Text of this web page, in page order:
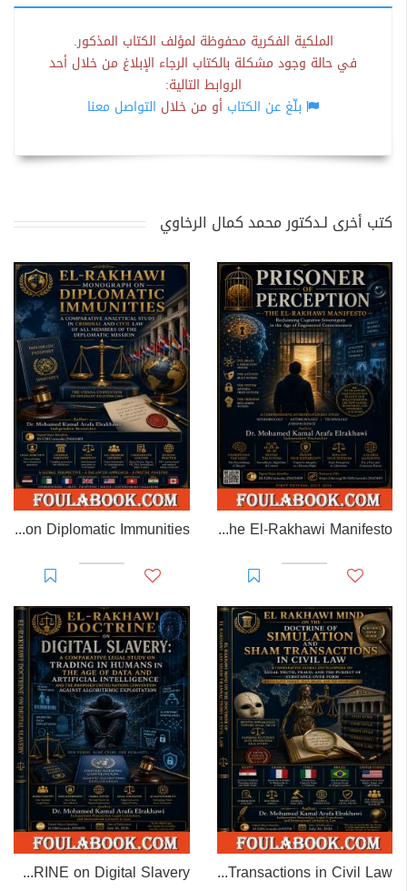
الملكية الفكرية محفوظة لمؤلف الكتاب المذكور.
في حالة وجود مشكلة بالكتاب الرجاء الإبلاغ من خلال أحد
الروابط التالية:
بلّغ عن الكتاب أو من خلال التواصل معنا
كتب أخرى لـدكتور محمد كمال الرخاوي
Prisoner of Perception: The El-Rakhawi Manifesto
EL-RAKHAWI MONOGRAPH on Diplomatic Immunities
EL RAKHAWI MIND on the Doctrine of Simulation and Sham Transactions in Civil Law
EL-RAKHAWI DOCTRINE on Digital Slavery